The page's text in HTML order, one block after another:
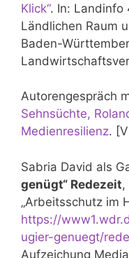
Klick“. In: Landinfo
Ländlichen Raum
Baden-
Autorengespräch
Sehnsüchte,
Medienresilienz.
Sabria David als
genügt“ Redezeit
„Arbeitsschutz im
https://
ugier-genuegt/
Aufzeichung